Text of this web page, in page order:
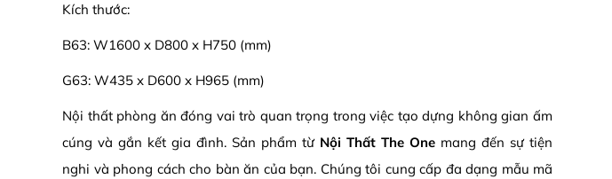
Kích thước:
B63: W1600 x D800 x H750 (mm)
G63: W435 x D600 x H965 (mm)
Nội thất phòng ăn đóng vai trò quan trọng trong việc tạo dựng không gian ấm
cúng và gắn kết gia đình. Sản phẩm từ Nội Thất The One mang đến sự tiện
nghi và phong cách cho bàn ăn của bạn. Chúng tôi cung cấp đa dạng mẫu mã